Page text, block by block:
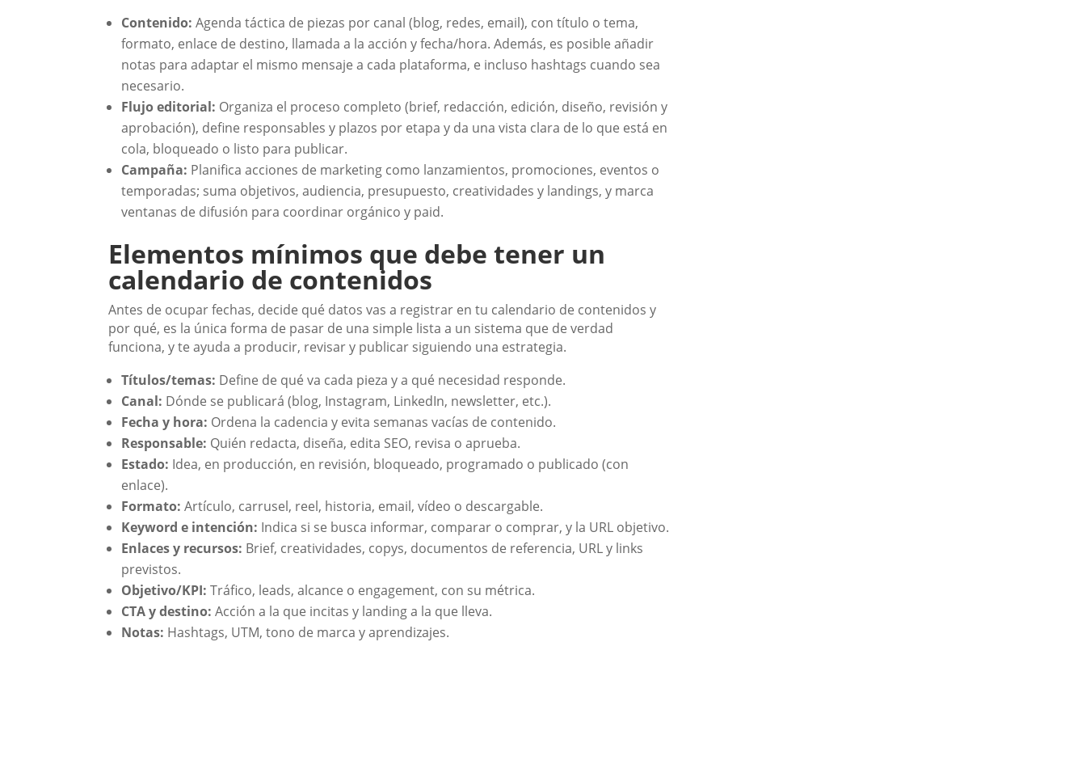
Contenido: Agenda táctica de piezas por canal (blog, redes, email), con título o tema,
formato, enlace de destino, llamada a la acción y fecha/hora. Además, es posible añadir
notas para adaptar el mismo mensaje a cada plataforma, e incluso hashtags cuando sea
necesario.
Flujo editorial: Organiza el proceso completo (brief, redacción, edición, diseño, revisión y
aprobación), define responsables y plazos por etapa y da una vista clara de lo que está en
cola, bloqueado o listo para publicar.
Campaña: Planifica acciones de marketing como lanzamientos, promociones, eventos o
temporadas; suma objetivos, audiencia, presupuesto, creatividades y landings, y marca
ventanas de difusión para coordinar orgánico y paid.
Elementos mínimos que debe tener un
calendario de contenidos
Antes de ocupar fechas, decide qué datos vas a registrar en tu calendario de contenidos y
por qué, es la única forma de pasar de una simple lista a un sistema que de verdad
funciona, y te ayuda a producir, revisar y publicar siguiendo una estrategia.
Títulos/temas: Define de qué va cada pieza y a qué necesidad responde.
Canal: Dónde se publicará (blog, Instagram, LinkedIn, newsletter, etc.).
Fecha y hora: Ordena la cadencia y evita semanas vacías de contenido.
Responsable: Quién redacta, diseña, edita SEO, revisa o aprueba.
Estado: Idea, en producción, en revisión, bloqueado, programado o publicado (con
enlace).
Formato: Artículo, carrusel, reel, historia, email, vídeo o descargable.
Keyword e intención: Indica si se busca informar, comparar o comprar, y la URL objetivo.
Enlaces y recursos: Brief, creatividades, copys, documentos de referencia, URL y links
previstos.
Objetivo/KPI: Tráfico, leads, alcance o engagement, con su métrica.
CTA y destino: Acción a la que incitas y landing a la que lleva.
Notas: Hashtags, UTM, tono de marca y aprendizajes.